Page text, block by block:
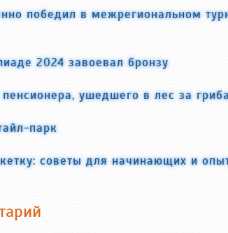
победил в межрегиональном
2024 завоевал бронзу
ушедшего в лес за
парк
советы для начинающих и